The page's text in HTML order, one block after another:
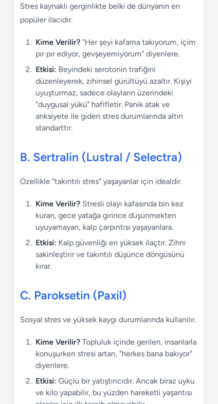
Stres kaynaklı gerginlikte belki de dünyanın en
popüler ilacıdır.
Kime Verilir? "Her şeyi kafama takıyorum, içim
pır pır ediyor, gevşeyemiyorum" diyenlere.
Etkisi: Beyindeki serotonin trafiğini
düzenleyerek, zihinsel gürültüyü azaltır. Kişiyi
uyuşturmaz, sadece olayların üzerindeki
"duygusal yükü" hafifletir. Panik atak ve
anksiyete ile giden stres durumlarında altın
standarttır.
B. Sertralin (Lustral / Selectra)
Özellikle "takıntılı stres" yaşayanlar için idealdir.
Kime Verilir? Stresli olayı kafasında bin kez
kuran, gece yatağa girince düşünmekten
uyuyamayan, kalp çarpıntısı yaşayanlara.
Etkisi: Kalp güvenliği en yüksek ilaçtır. Zihni
sakinleştirir ve takıntılı düşünce döngüsünü
kırar.
C. Paroksetin (Paxil)
Sosyal stres ve yüksek kaygı durumlarında kullanılır.
Kime Verilir? Topluluk içinde gerilen, insanlarla
konuşurken stresi artan, "herkes bana bakıyor"
diyenlere.
Etkisi: Güçlü bir yatıştırıcıdır. Ancak biraz uyku
ve kilo yapabilir, bu yüzden hareketli yaşantısı